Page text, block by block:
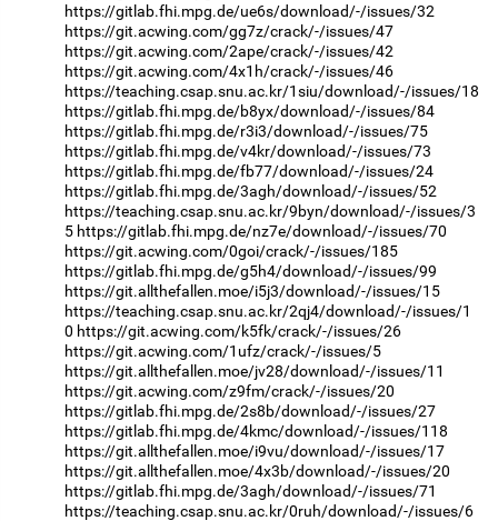
https://gitlab.fhi.mpg.de/ue6s/download/-/issues/32
https://git.acwing.com/gg7z/crack/-/issues/47
https://git.acwing.com/2ape/crack/-/issues/42
https://git.acwing.com/4x1h/crack/-/issues/46
https://teaching.csap.snu.ac.kr/1siu/download/-/issues/18
https://gitlab.fhi.mpg.de/b8yx/download/-/issues/84
https://gitlab.fhi.mpg.de/r3i3/download/-/issues/75
https://gitlab.fhi.mpg.de/v4kr/download/-/issues/73
https://gitlab.fhi.mpg.de/fb77/download/-/issues/24
https://gitlab.fhi.mpg.de/3agh/download/-/issues/52
https://teaching.csap.snu.ac.kr/9byn/download/-/issues/3
5 https://gitlab.fhi.mpg.de/nz7e/download/-/issues/70
https://git.acwing.com/0goi/crack/-/issues/185
https://gitlab.fhi.mpg.de/g5h4/download/-/issues/99
https://git.allthefallen.moe/i5j3/download/-/issues/15
https://teaching.csap.snu.ac.kr/2qj4/download/-/issues/1
0 https://git.acwing.com/k5fk/crack/-/issues/26
https://git.acwing.com/1ufz/crack/-/issues/5
https://git.allthefallen.moe/jv28/download/-/issues/11
https://git.acwing.com/z9fm/crack/-/issues/20
https://gitlab.fhi.mpg.de/2s8b/download/-/issues/27
https://gitlab.fhi.mpg.de/4kmc/download/-/issues/118
https://git.allthefallen.moe/i9vu/download/-/issues/17
https://git.allthefallen.moe/4x3b/download/-/issues/20
https://gitlab.fhi.mpg.de/3agh/download/-/issues/71
https://teaching.csap.snu.ac.kr/0ruh/download/-/issues/6